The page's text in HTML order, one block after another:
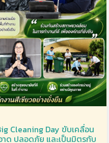
Cleaning Day ขับเคลื่อน
าด ปลอดภัย และเป็นมิตรกับ